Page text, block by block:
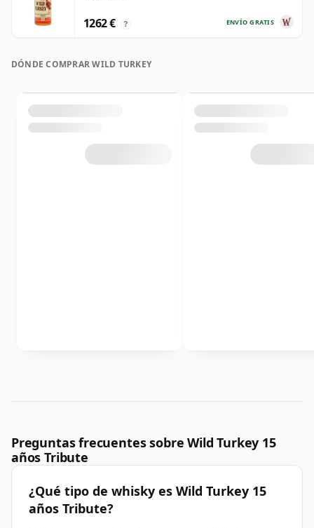
ENVÍO GRATIS
1262 € ?
DÓNDE COMPRAR WILD TURKEY
Preguntas frecuentes sobre Wild Turkey 15
años Tribute
¿Qué tipo de whisky es Wild Turkey 15
años Tribute?